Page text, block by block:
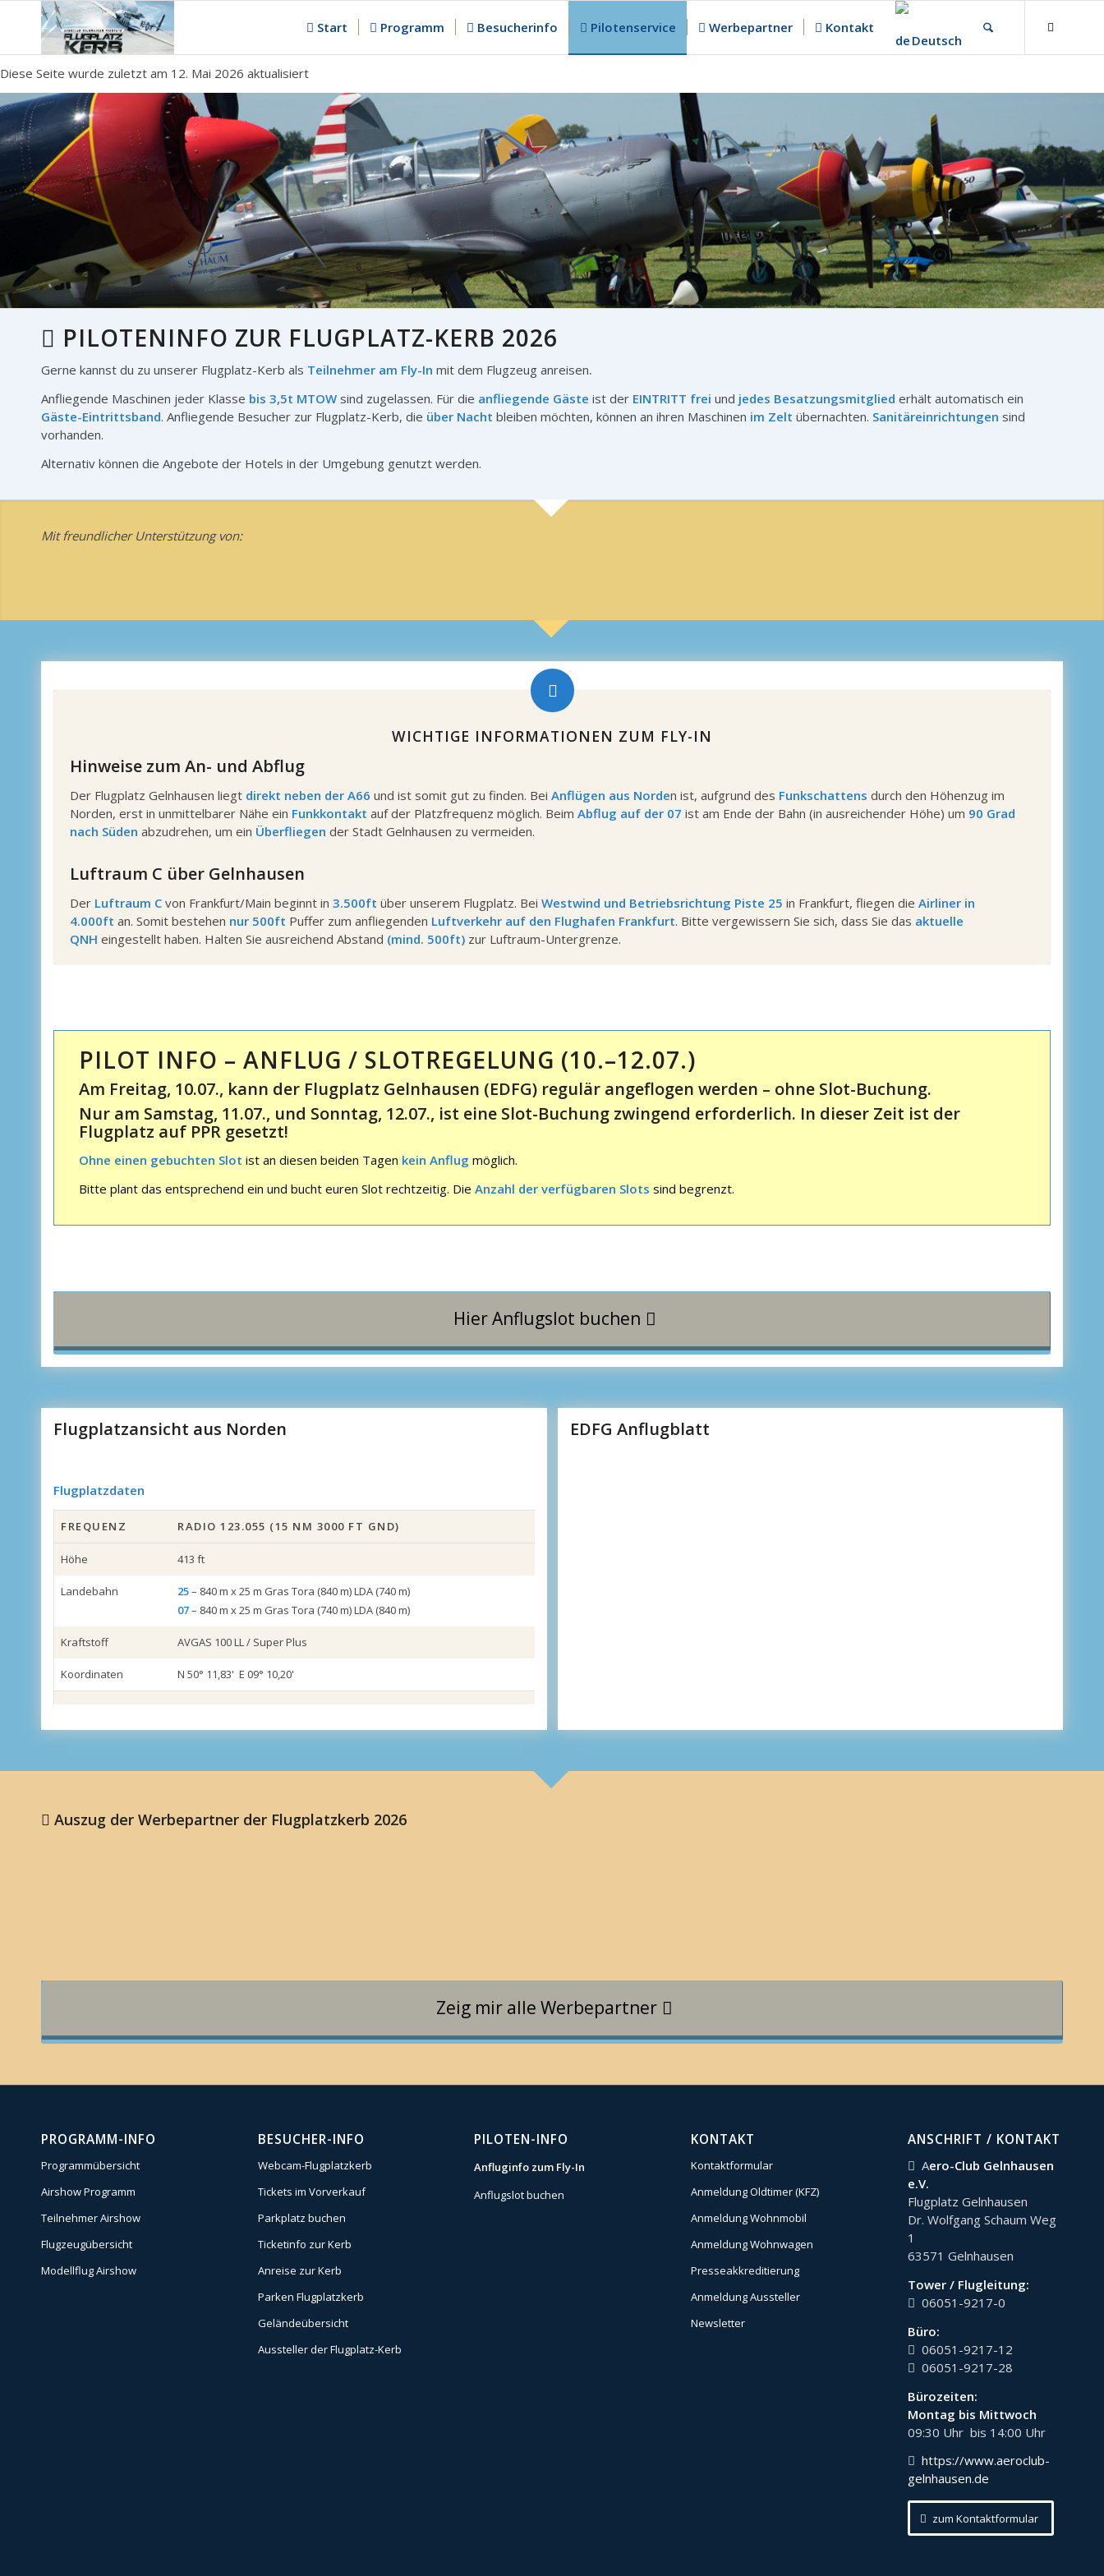
Start Programm Besucherinfo Pilotenservice Werbepartner
Kontakt
Deutsch
Diese Seite wurde zuletzt am 12. Mai 2026 aktualisiert
PILOTENINFO ZUR FLUGPLATZ-KERB 2026
Gerne kannst du zu unserer Flugplatz-Kerb als Teilnehmer am Fly-In mit dem Flugzeug anreisen.
Anfliegende Maschinen jeder Klasse bis 3,5t MTOW sind zugelassen. Für die anfliegende Gäste ist der EINTRITT frei und jedes Besatzungsmitglied erhält automatisch ein
Gäste-Eintrittsband. Anfliegende Besucher zur Flugplatz-Kerb, die über Nacht bleiben möchten, können an ihren Maschinen im Zelt übernachten. Sanitäreinrichtungen sind
vorhanden.
Alternativ können die Angebote der Hotels in der Umgebung genutzt werden.
Mit freundlicher Unterstützung von:
WICHTIGE INFORMATIONEN ZUM FLY-IN
Hinweise zum An- und Abflug
Der Flugplatz Gelnhausen liegt direkt neben der A66 und ist somit gut zu finden. Bei Anflügen aus Norden ist, aufgrund des Funkschattens durch den Höhenzug im
Norden, erst in unmittelbarer Nähe ein Funkkontakt auf der Platzfrequenz möglich. Beim Abflug auf der 07 ist am Ende der Bahn (in ausreichender Höhe) um 90 Grad
nach Süden abzudrehen, um ein Überfliegen der Stadt Gelnhausen zu vermeiden.
Luftraum C über Gelnhausen
Der Luftraum C von Frankfurt/Main beginnt in 3.500ft über unserem Flugplatz. Bei Westwind und Betriebsrichtung Piste 25 in Frankfurt, fliegen die Airliner in
4.000ft an. Somit bestehen nur 500ft Puffer zum anfliegenden Luftverkehr auf den Flughafen Frankfurt. Bitte vergewissern Sie sich, dass Sie das aktuelle
QNH eingestellt haben. Halten Sie ausreichend Abstand (mind. 500ft) zur Luftraum-Untergrenze.
PILOT INFO – ANFLUG / SLOTREGELUNG (10.–12.07.)
Am Freitag, 10.07., kann der Flugplatz Gelnhausen (EDFG) regulär angeflogen werden – ohne Slot-Buchung.
Nur am Samstag, 11.07., und Sonntag, 12.07., ist eine Slot-Buchung zwingend erforderlich. In dieser Zeit ist der
Flugplatz auf PPR gesetzt!
Ohne einen gebuchten Slot ist an diesen beiden Tagen kein Anflug möglich.
Bitte plant das entsprechend ein und bucht euren Slot rechtzeitig. Die Anzahl der verfügbaren Slots sind begrenzt.
Hier Anflugslot buchen
Flugplatzansicht aus Norden
Flugplatzdaten
FREQUENZ RADIO 123.055 (15 NM 3000 FT GND)
Höhe 413 ft
Landebahn 25– 840 m x 25 m Gras Tora (840 m) LDA (740 m)
07– 840 m x 25 m Gras Tora (740 m) LDA (840 m)
Kraftstoff AVGAS 100 LL / Super Plus
Koordinaten N 50° 11,83' E 09° 10,20'
EDFG Anflugblatt
Auszug der Werbepartner der Flugplatzkerb 2026
Zeig mir alle Werbepartner
PROGRAMM-INFO
Programmübersicht
Airshow Programm
Teilnehmer Airshow
Flugzeugübersicht
Modellflug Airshow
BESUCHER-INFO
Webcam-Flugplatzkerb
Tickets im Vorverkauf
Parkplatz buchen
Ticketinfo zur Kerb
Anreise zur Kerb
Parken Flugplatzkerb
Geländeübersicht
Aussteller der Flugplatz-Kerb
PILOTEN-INFO
Anfluginfo zum Fly-In
Anflugslot buchen
KONTAKT
Kontaktformular
Anmeldung Oldtimer (KFZ)
Anmeldung Wohnmobil
Anmeldung Wohnwagen
Presseakkreditierung
Anmeldung Aussteller
Newsletter
ANSCHRIFT / KONTAKT
Aero-Club Gelnhausen
e.V.
Flugplatz Gelnhausen
Dr. Wolfgang Schaum Weg
1
63571 Gelnhausen
Tower / Flugleitung:
06051-9217-0
Büro:
06051-9217-12
06051-9217-28
Bürozeiten:
Montag bis Mittwoch
09:30 Uhr bis 14:00 Uhr
https://www.aeroclub-
gelnhausen.de
zum Kontaktformular